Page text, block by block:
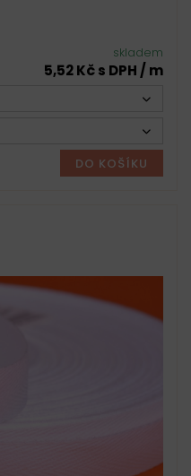
skladem
5,52 Kč s DPH / m
DO KOŠÍKU